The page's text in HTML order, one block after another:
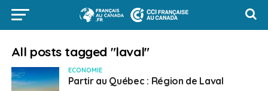
All posts tagged "laval"
ECONOMIE
Partir au Québec : Région de Laval